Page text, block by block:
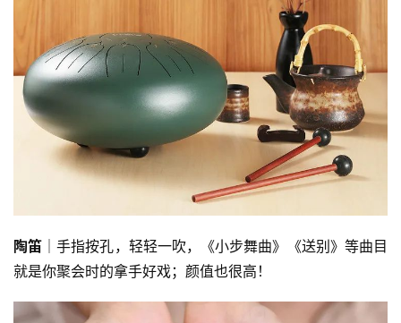
陶笛 │手指按孔，轻轻一吹，《小步舞曲》《送别》等曲目
就是你聚会时的拿手好戏；颜值也很高！